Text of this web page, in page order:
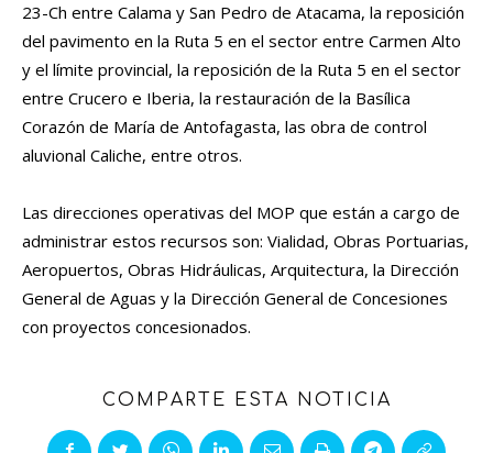
23-Ch entre Calama y San Pedro de Atacama, la reposición
del pavimento en la Ruta 5 en el sector entre Carmen Alto
y el límite provincial, la reposición de la Ruta 5 en el sector
entre Crucero e Iberia, la restauración de la Basílica
Corazón de María de Antofagasta, las obra de control
aluvional Caliche, entre otros.
Las direcciones operativas del MOP que están a cargo de
administrar estos recursos son: Vialidad, Obras Portuarias,
Aeropuertos, Obras Hidráulicas, Arquitectura, la Dirección
General de Aguas y la Dirección General de Concesiones
con proyectos concesionados.
COMPARTE ESTA NOTICIA